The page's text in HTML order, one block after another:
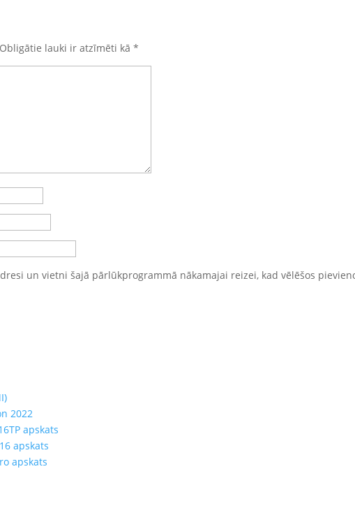
Obligātie lauki ir atzīmēti kā*
un vietni šajā pārlūkprogrammā nākamajai reizei, kad vēlēšos
2022
apskats
apskats
apskats